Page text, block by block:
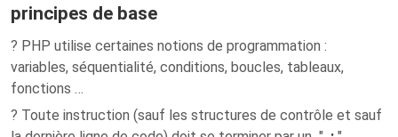
principes de base
? PHP utilise certaines notions de programmation :
variables, séquentialité, conditions, boucles, tableaux,
fonctions …
? Toute instruction (sauf les structures de contrôle et sauf